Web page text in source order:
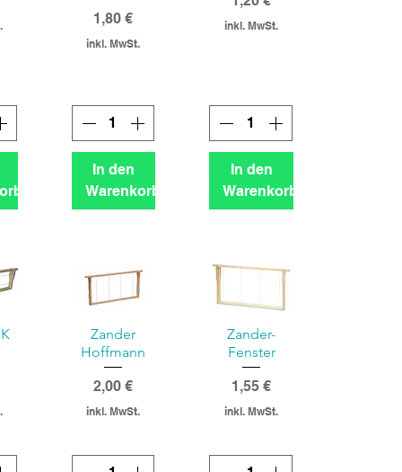
Preis
1,80 €
inkl. MwSt.
In den
Warenkorb
inkl. MwSt.
In den
Warenkorb
Zander
Hoffmann
Preis
2,00 €
inkl. MwSt.
Zander-
Fenster
Preis
1,55 €
inkl. MwSt.